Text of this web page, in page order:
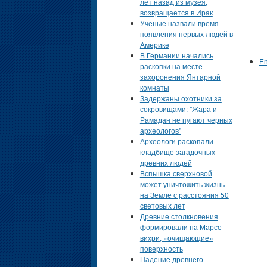
возвращается в Ирак
Ученые назвали время
появления первых людей в
Америке
В Германии начались
раскопки на месте
захоронения Янтарной
комнаты
Задержаны охотники за
сокровищами: "Жара и
Рамадан не пугают черных
археологов"
Археологи раскопали
кладбище загадочных
древних людей
Вспышка сверхновой
может уничтожить жизнь
на Земле с расстояния 50
световых лет
Древние столкновения
формировали на Марсе
вихри, «очищающие»
поверхность
Падение древнего